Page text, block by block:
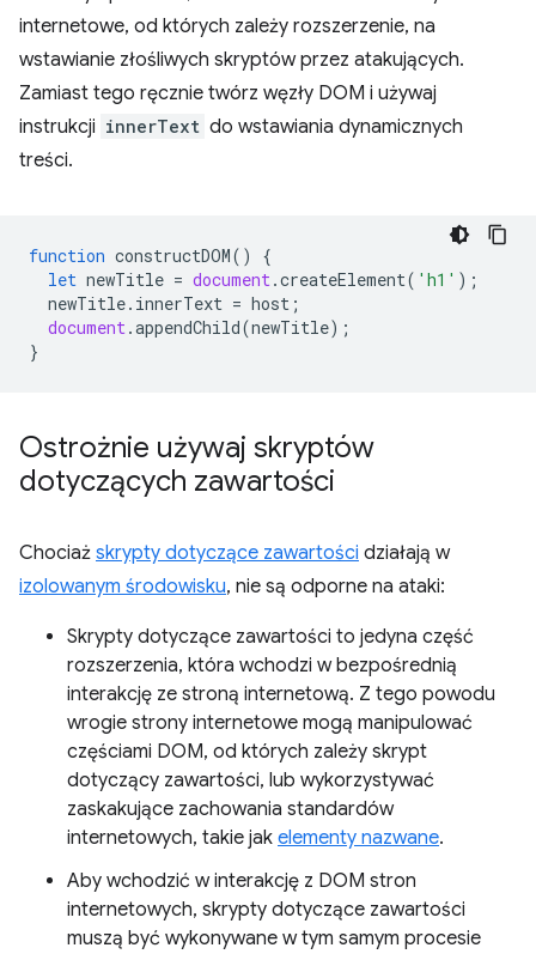
internetowe, od których zależy rozszerzenie, na
wstawianie złośliwych skryptów przez atakujących.
Zamiast tego ręcznie twórz węzły DOM i używaj
instrukcji innerText do wstawiania dynamicznych
treści.
function constructDOM()
{
let newTitle = document.createElement( 'h1' );
newTitle. innerText = host ;
document.appendChild(newTitle);
}
Ostrożnie używaj skryptów
dotyczących zawartości
Chociaż skrypty dotyczące zawartości działają w
izolowanym środowisku, nie są odporne na ataki:
Skrypty dotyczące zawartości to jedyna część
rozszerzenia, która wchodzi w bezpośrednią
interakcję ze stroną internetową. Z tego powodu
wrogie strony internetowe mogą manipulować
częściami DOM, od których zależy skrypt
dotyczący zawartości, lub wykorzystywać
zaskakujące zachowania standardów
internetowych, takie jak elementy nazwane.
Aby wchodzić w interakcję z DOM stron
internetowych, skrypty dotyczące zawartości
muszą być wykonywane w tym samym procesie